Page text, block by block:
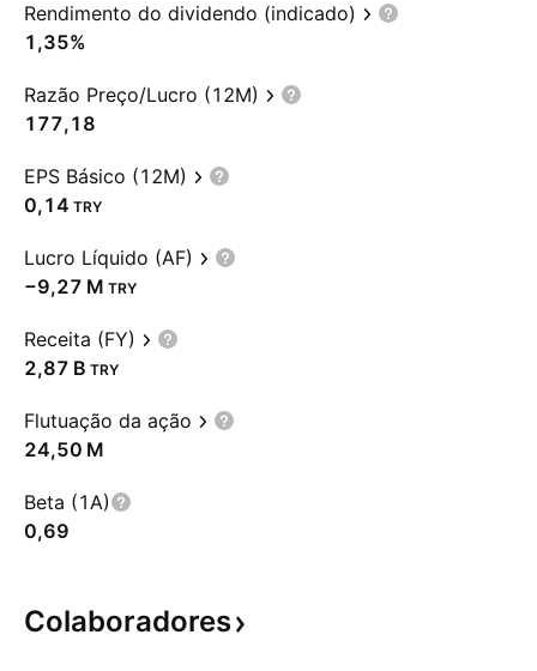
Rendimento do dividendo (indicado)
1,35%
Razão Preço/Lucro (12M)
177,18
EPS Básico (12M)
0,14 TRY
Lucro Líquido (AF)
‪−9,27 M‬ TRY
Receita (FY)
‪2,87 B‬ TRY
Flutuação da ação
‪24,50 M‬
Beta (1A)
0,69
Colaboradores